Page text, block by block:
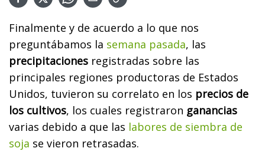
Finalmente y de acuerdo a lo que nos
preguntábamos la semana pasada, las
precipitaciones registradas sobre las
principales regiones productoras de Estados
Unidos, tuvieron su correlato en los precios de
los cultivos, los cuales registraron ganancias
varias debido a que las labores de siembra de
soja se vieron retrasadas.